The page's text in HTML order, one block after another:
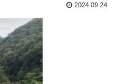
2024.09.24